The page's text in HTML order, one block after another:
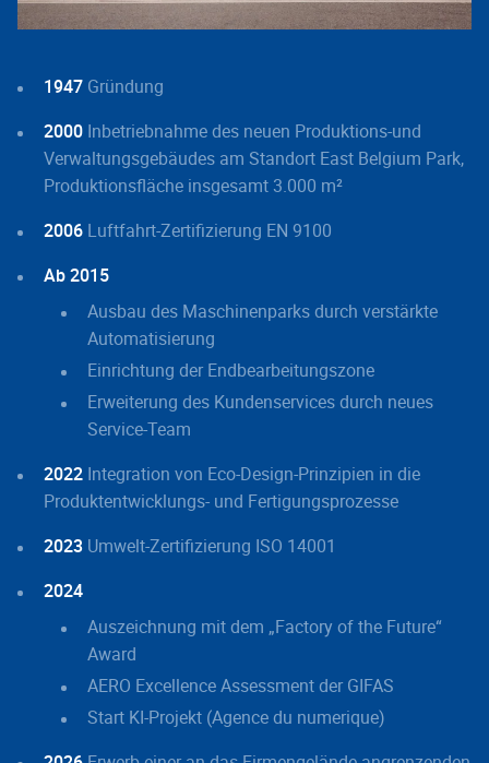
1947 Gründung
2000 Inbetriebnahme des neuen Produktions-und
Verwaltungsgebäudes am Standort East Belgium Park,
Produktionsfläche insgesamt 3.000 m²
2006 Luftfahrt-Zertifizierung EN 9100
Ab 2015
Ausbau des Maschinenparks durch verstärkte
Automatisierung
Einrichtung der Endbearbeitungszone
Erweiterung des Kundenservices durch neues
Service-Team
2022 Integration von Eco-Design-Prinzipien in die
Produktentwicklungs- und Fertigungsprozesse
2023 Umwelt-Zertifizierung ISO 14001
2024
Auszeichnung mit dem „Factory of the Future“
Award
AERO Excellence Assessment der GIFAS
Start KI-Projekt (Agence du numerique)